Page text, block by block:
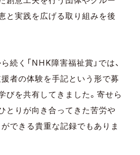
と実践を広げる取り組みを後
続く「NHK障害福祉賞」では、
者の体験を手記という形で募
びを共有してきました。寄せら
とりが向き合ってきた苦労や
できる貴重な記録でもありま